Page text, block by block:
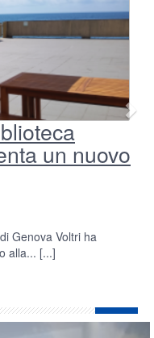
un nuovo
Genova Voltri ha
alla... [...]